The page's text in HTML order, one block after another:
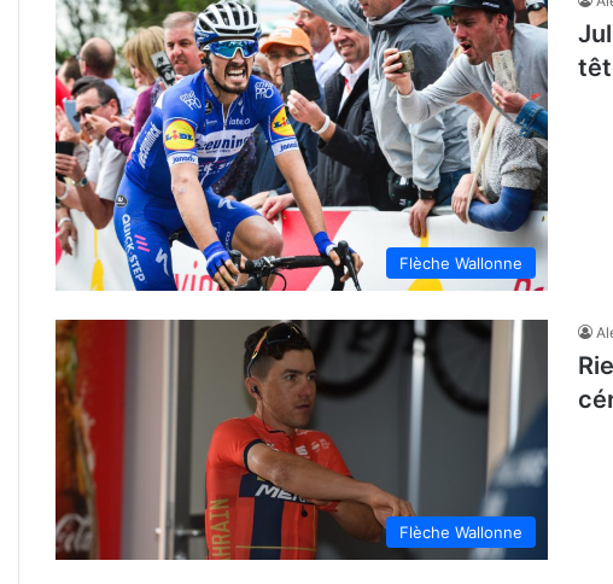
Flèche Wallonne
Flèche Wallonne